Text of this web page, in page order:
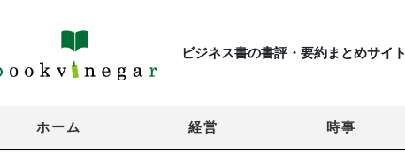
ビジネス書の書評・要約まとめサイト
ホーム 経営 時事